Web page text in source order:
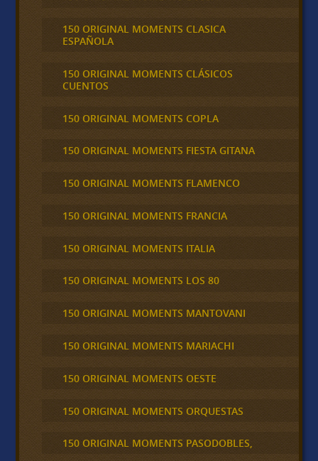
150 ORIGINAL MOMENTS CLASICA
ESPAÑOLA
150 ORIGINAL MOMENTS CLÁSICOS
CUENTOS
150 ORIGINAL MOMENTS COPLA
150 ORIGINAL MOMENTS FIESTA GITANA
150 ORIGINAL MOMENTS FLAMENCO
150 ORIGINAL MOMENTS FRANCIA
150 ORIGINAL MOMENTS ITALIA
150 ORIGINAL MOMENTS LOS 80
150 ORIGINAL MOMENTS MANTOVANI
150 ORIGINAL MOMENTS MARIACHI
150 ORIGINAL MOMENTS OESTE
150 ORIGINAL MOMENTS ORQUESTAS
150 ORIGINAL MOMENTS PASODOBLES,